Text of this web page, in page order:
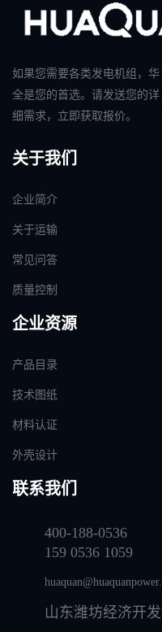
如果您需要各类发电机组，华
全是您的首选。请发送您的详
细需求，立即获取报价。
关于我们
企业简介
关于运输
常见问答
质量控制
企业资源
产品目录
技术图纸
材料认证
外壳设计
联系我们
400-188-0536
159 0536 1059
山东潍坊经济开